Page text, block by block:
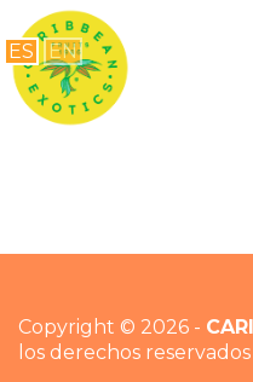
ES EN
Copyright © 2026 -
los derechos reservados